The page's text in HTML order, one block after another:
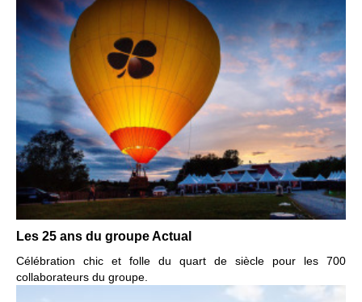
Les 25 ans du groupe Actual
Célébration chic et folle du quart de siècle pour les 700
collaborateurs du groupe.